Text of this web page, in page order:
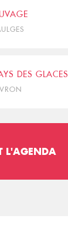
DES GLACES
L'AGENDA